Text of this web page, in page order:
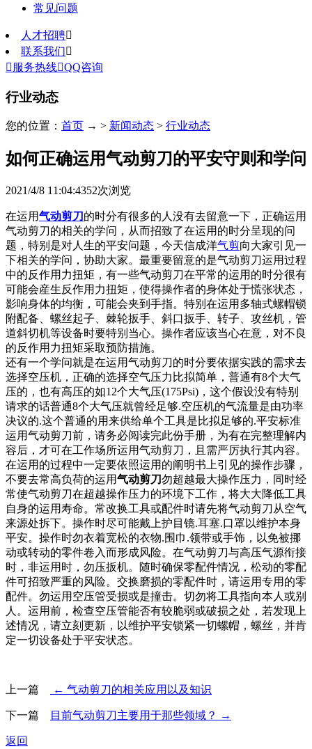
常见问题
人才招聘
联系我们
 服务热线QQ咨询
行业动态
您的位置： 首页 → > 新闻动态 > 行业动态
如何正确运用气动剪刀的平安守则和学问
2021/4/8 11:04:4352次浏览
在运用气动剪刀 的时分有很多的人没有去留意一下，正确运用
气动剪刀的相关的学问，从而招致了在运用的时分呈现的问
题，特别是对人生的平安问题，今天信成洋气剪向大家引见一
下相关的学问，协助大家。最重要留意的是气动剪刀运用过程
中的反作用力扭矩，有一些气动剪刀在平常的运用的时分很有
可能会産生反作用力扭矩，使得操作者的身体处于慌张状态，
影响身体的均衡，可能会夹到手指。特别在运用多轴式螺帽锁
附配备、螺丝起子、棘轮扳手、斜口扳手、转子、攻丝机，管
道斜切机等设备时要特别当心。操作者应该当心在意，对不良
的反作用力扭矩采取预防措施。
还有一个学问就是在运用气动剪刀的时分要依据实践的需求去
选择空压机，正确的选择空气压力比拟简单，普通有8个大气
压的，也有高压的如12个大气压(175Psi)，这个假设没有特别
请求的话普通8个大气压就曾经足够.空压机的气流量是由功率
决议的.这个普通的用来供给单个工具是比拟足够的.平安标准
运用气动剪刀前，请务必阅读完此份手册，为有在完整理解内
容后，才可在工作场所运用气动剪刀 ，且需严厉执行其内容。
在运用的过程中一定要依照运用的阐明书上引见的操作步骤，
不要去常高负荷的运用气动剪刀勿超越最大操作压力，同时经
常使气动剪刀在超越操作压力的环境下工作，将大大降低工具
自身的运用寿命。常改换工具或配件时请先将气动剪刀 从空气
来源处拆下。操作时尽可能戴上护目镜.耳塞.口罩以维护本身
平安。操作时勿衣着宽松的衣物.围巾.领带或手饰，以免被挪
动或转动的零件卷入而形成风险。在气动剪刀与高压气源衔接
时，非运用时，勿压扳机。随时确保零配件情况，松动的零配
件可招致严重的风险。交换磨损的零配件时，请运用专用的零
配件。勿运用空压管受损或是撞击。切勿将工具指向本人或别
人。运用前，检查空压管能否有较脆弱或破损之处，若发现上
述情况，请立刻更新，以维护平安锁紧一切螺帽，螺丝，并肯
定一切设备处于平安状态。
上一篇 ← 气动剪刀的相关应用以及知识
下一篇 目前气动剪刀主要用于那些领域？ →
返回